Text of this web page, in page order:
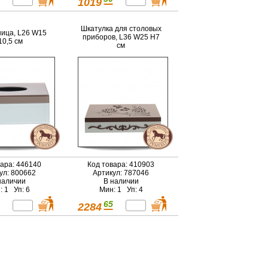
L26 W15
см
446140
800662
1 Уп: 6
Шкатулка для столовых
приборов, L36 W25 H7
см
Код товара: 410903
Артикул: 787046
В наличии
Мин: 1 Уп: 4
2284 65